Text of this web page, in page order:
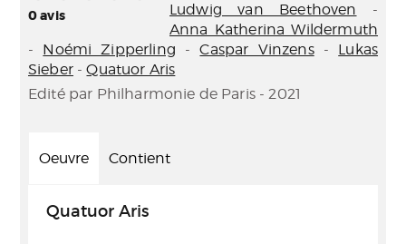
0avis
Ludwig van Beethoven -
Anna Katherina Wildermuth
- Noémi Zipperling -Caspar Vinzens- Lukas
Sieber-Quatuor Aris
Edité par Philharmonie de Paris - 2021
Oeuvre Contient
Quatuor Aris